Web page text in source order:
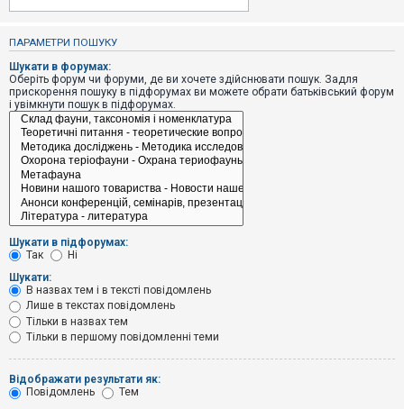
і
п
о
в
і
д
в
н
т
е
м
и
о
ш
ПАРАМЕТРИ ПОШУКУ
Шукати в форумах:
Оберіть форум чи форуми, де ви хочете здійснювати пошук. Задля
прискорення пошуку в підфорумах ви можете обрати батьківський форум
і увімкнути пошук в підфорумах.
Шукати в підфорумах:
Так
Ні
Шукати:
В назвах тем і в тексті повідомлень
Лише в текстах повідомлень
Тільки в назвах тем
Тільки в першому повідомленні теми
Відображати результати як:
Повідомлень
Тем